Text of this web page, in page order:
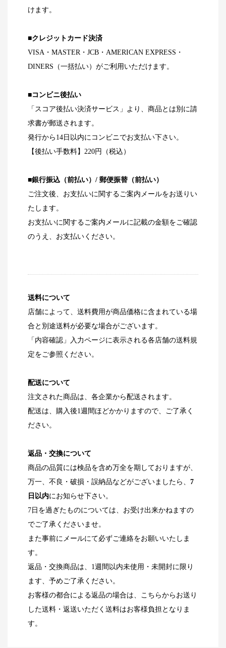
けます。
■クレジットカード決済
VISA・MASTER・JCB・AMERICAN EXPRESS・
DINERS（一括払い）がご利用いただけます。
■コンビニ後払い
「スコア後払い決済サービス」より、商品とは別に請
求書が郵送されます。
発行から14日以内にコンビニでお支払い下さい。
【後払い手数料】220円（税込）
■銀行振込（前払い）/ 郵便振替（前払い）
ご注文後、お支払いに関するご案内メールをお送りい
たします。
お支払いに関するご案内メールに記載の金額をご確認
のうえ、お支払いください。
送料について
店舗によって、送料費用が商品価格に含まれている場
合と別途送料が必要な場合がございます。
「内容確認」入力ページに表示される各店舗の送料規
定をご参照ください。
配送について
注文された商品は、各企業から配送されます。
配送は、購入後1週間ほどかかりますので、ご了承く
ださい。
返品・交換について
商品の品質には検品を含め万全を期しておりますが、
万一、不良・破損・誤納品などがございましたら、 7
日以内にお知らせ下さい。
7日を過ぎたものについては、お受け出来かねますの
でご了承くださいませ。
また事前にメールにて必ずご連絡をお願いいたしま
す。
返品・交換商品は、1週間以内未使用・未開封に限り
ます、予めご了承ください。
お客様の都合による返品の場合は、こちらからお送り
した送料・返送いただく送料はお客様負担となりま
す。